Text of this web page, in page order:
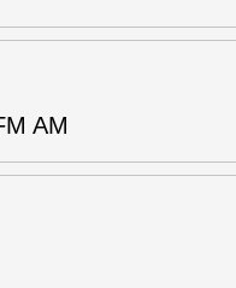
AM